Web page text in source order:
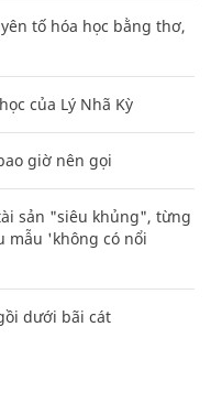
tố hóa học bằng thơ,
của Lý Nhã Kỳ
giờ nên gọi
sản "siêu khủng", từng
mẫu 'không có nổi
dưới bãi cát